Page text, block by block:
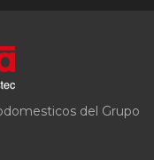
del Grupo